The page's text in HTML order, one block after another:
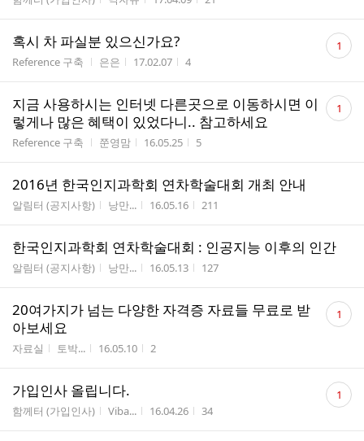
혹시 차 파실분 있으신가요?
게시판명
Reference 구축 작성자
은은 작성시간
17.02.07 조회수
4
댓
글 1
지금 사용하시는 인터넷 다른곳으로 이동하시면 이
렇게나 많은 혜택이 있었다니.. 참고하세요
게시판명
Reference 구축 작성자
쭌영맘 작성시간
16.05.25 조회수
5
댓
글 1
2016년 한국인지과학회 연차학술대회 개최 안내
게시판명
알림터 (공지사항) 작성자
낭만... 작성시간
16.05.16 조회수
211
한국인지과학회 연차학술대회 : 인공지능 이후의 인간
게시판명
알림터 (공지사항) 작성자
낭만... 작성시간
16.05.13 조회수
127
20여가지가 넘는 다양한 자격증 자료들 무료로 받
아보세요
게시판명
자료실 작성자
토박... 작성시간
16.05.10 조회수
2
댓
글 1
가입인사 올립니다.
게시판명
함께터 (가입인사) 작성자
Viba... 작성시간
16.04.26 조회수
34
댓
글 1